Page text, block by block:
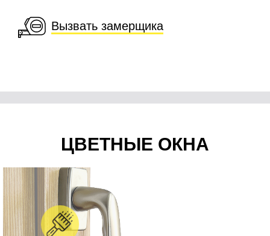
Вызвать замерщика
ЦВЕТНЫЕ ОКНА